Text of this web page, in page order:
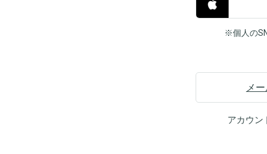
※個人の
メ
アカウン